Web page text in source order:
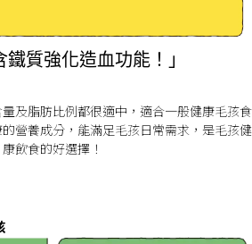
鐵質強化造血功能！」
及脂肪比例都很適中，適合一般健康毛孩食
營養成分，能滿足毛孩日常需求，是毛孩健
康飲食的好選擇！